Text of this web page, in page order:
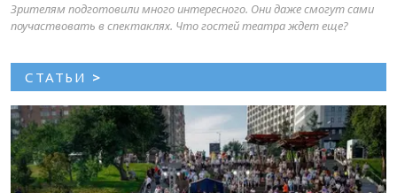
Зрителям подготовили много интересного. Они даже смогут сами
поучаствовать в спектаклях. Что гостей театра ждет еще?
СТАТЬИ >